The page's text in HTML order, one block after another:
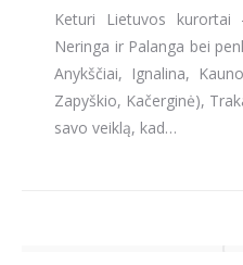
Keturi Lietuvos kurortai
Neringa ir Palanga bei
Anykščiai, Ignalina,
Zapyškio, Kačerginė),
savo veiklą, kad…